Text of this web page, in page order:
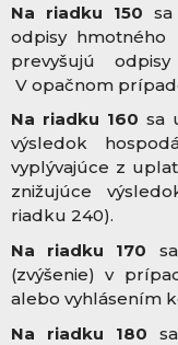
Na riadku 150
odpisy
prevyšujú
V opačnom
Na riadku 160 sa
výsledok
vyplývajúce z
znižujúce
riadku 240).
Na riadku 170
(zvýšenie) v
alebo vyhlásením
Na riadku 180